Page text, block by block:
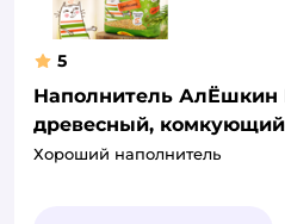
5
Наполнитель АлЁшкин
древесный,
Хороший наполнитель